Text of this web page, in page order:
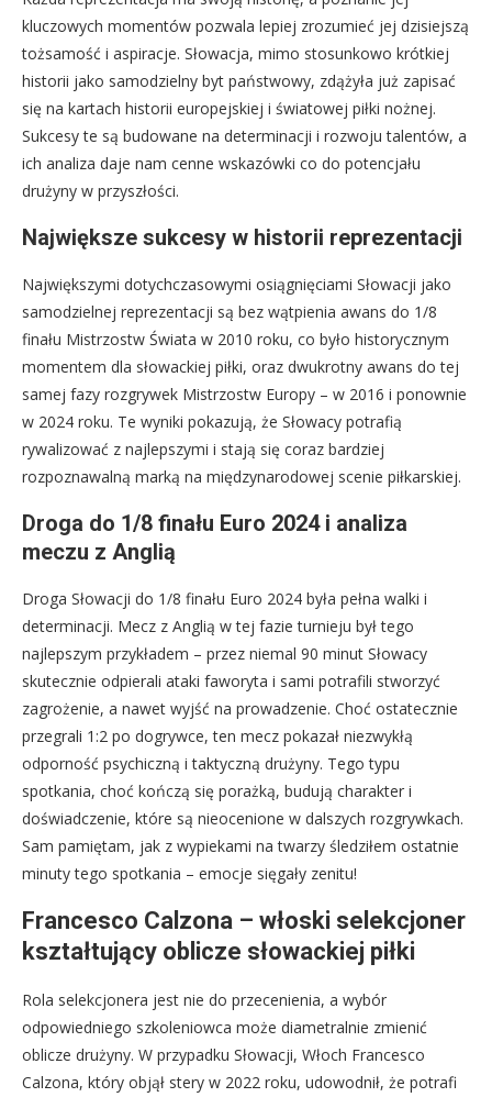
kluczowych momentów pozwala lepiej zrozumieć jej dzisiejszą
tożsamość i aspiracje. Słowacja, mimo stosunkowo krótkiej
historii jako samodzielny byt państwowy, zdążyła już zapisać
się na kartach historii europejskiej i światowej piłki nożnej.
Sukcesy te są budowane na determinacji i rozwoju talentów, a
ich analiza daje nam cenne wskazówki co do potencjału
drużyny w przyszłości.
Największe sukcesy w historii reprezentacji
Największymi dotychczasowymi osiągnięciami Słowacji jako
samodzielnej reprezentacji są bez wątpienia awans do 1/8
finału Mistrzostw Świata w 2010 roku, co było historycznym
momentem dla słowackiej piłki, oraz dwukrotny awans do tej
samej fazy rozgrywek Mistrzostw Europy – w 2016 i ponownie
w 2024 roku. Te wyniki pokazują, że Słowacy potrafią
rywalizować z najlepszymi i stają się coraz bardziej
rozpoznawalną marką na międzynarodowej scenie piłkarskiej.
Droga do 1/8 finału Euro 2024 i analiza
meczu z Anglią
Droga Słowacji do 1/8 finału Euro 2024 była pełna walki i
determinacji. Mecz z Anglią w tej fazie turnieju był tego
najlepszym przykładem – przez niemal 90 minut Słowacy
skutecznie odpierali ataki faworyta i sami potrafili stworzyć
zagrożenie, a nawet wyjść na prowadzenie. Choć ostatecznie
przegrali 1:2 po dogrywce, ten mecz pokazał niezwykłą
odporność psychiczną i taktyczną drużyny. Tego typu
spotkania, choć kończą się porażką, budują charakter i
doświadczenie, które są nieocenione w dalszych rozgrywkach.
Sam pamiętam, jak z wypiekami na twarzy śledziłem ostatnie
minuty tego spotkania – emocje sięgały zenitu!
Francesco Calzona – włoski selekcjoner
kształtujący oblicze słowackiej piłki
Rola selekcjonera jest nie do przecenienia, a wybór
odpowiedniego szkoleniowca może diametralnie zmienić
oblicze drużyny. W przypadku Słowacji, Włoch Francesco
Calzona, który objął stery w 2022 roku, udowodnił, że potrafi